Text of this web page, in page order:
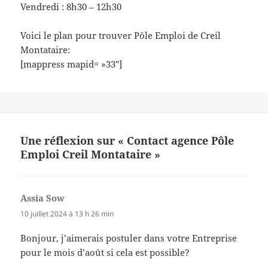
Vendredi : 8h30 – 12h30
Voici le plan pour trouver Pôle Emploi de Creil
Montataire:
[mappress mapid= »33″]
Une réflexion sur « Contact agence Pôle
Emploi Creil Montataire »
Assia Sow
10 juillet 2024 à 13 h 26 min
Bonjour, j’aimerais postuler dans votre Entreprise
pour le mois d’août si cela est possible?